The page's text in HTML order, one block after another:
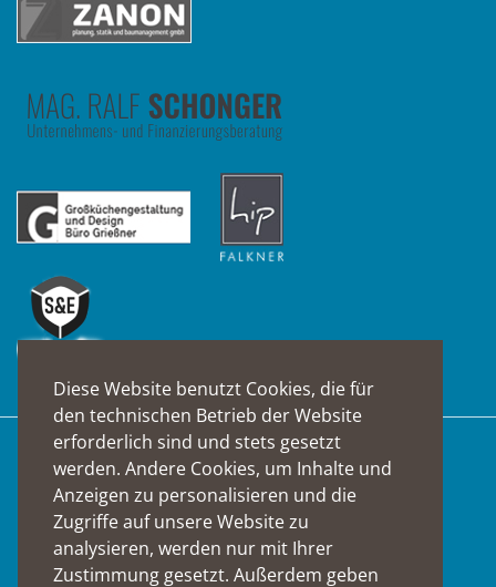
Diese Website benutzt Cookies, die für
den technischen Betrieb der Website
erforderlich sind und stets gesetzt
werden. Andere Cookies, um Inhalte und
Anzeigen zu personalisieren und die
Zugriffe auf unsere Website zu
analysieren, werden nur mit Ihrer
Zustimmung gesetzt. Außerdem geben
Suche